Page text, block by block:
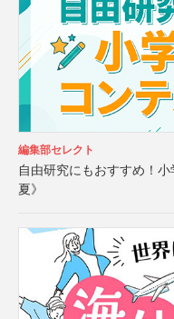
編集部セレクト
自由研究にもおすすめ！
夏》